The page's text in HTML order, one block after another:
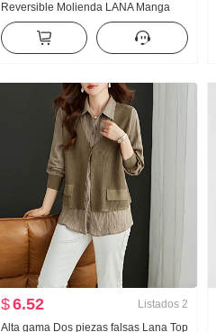
Reversible Molienda LANA Manga
Larga Camiseta Mujer Otoño Invierno
Talla grande Gordita Niña Cubierta
Culo ESTILO OCCIDENTAL Base Top
$6.52 Listados 2
Alta gama Dos piezas falsas Lana Top